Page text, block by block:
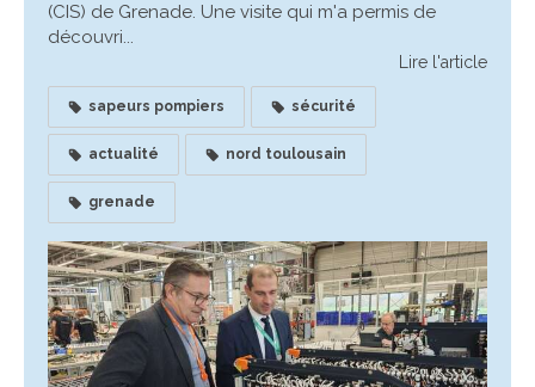
(CIS) de Grenade. Une visite qui m'a permis de
découvri...
Lire l'article
sapeurs pompiers sécurité
actualité nord toulousain
grenade